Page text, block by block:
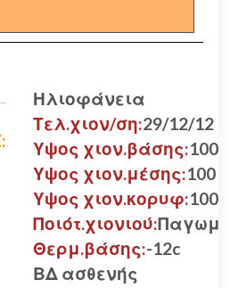
Ηλιοφάνεια
Τελ.χιον/ση:29/12/12
Υψος χιον.βάσης:100
Υψος χιον.μέσης:100
Υψος χιον.κορυφ:100
Ποιότ.χιονιού:
Θερμ.βάσης:-12c
ΒΔ ασθενής